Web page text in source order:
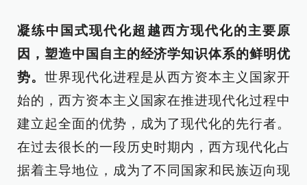
凝练中国式现代化超越西方现代化的主要原
因，塑造中国自主的经济学知识体系的鲜明优
势。 世界现代化进程是从西方资本主义国家开
始的，西方资本主义国家在推进现代化过程中
建立起全面的优势，成为了现代化的先行者。
在过去很长的一段历史时期内，西方现代化占
据着主导地位，成为了不同国家和民族迈向现